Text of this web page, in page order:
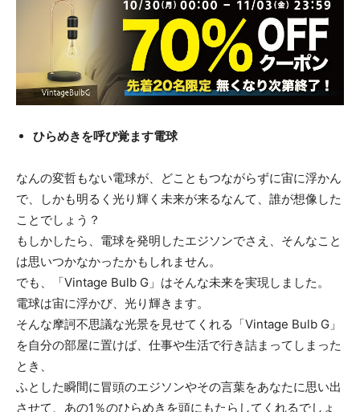
ひらめきを呼び覚ます電球
なんの変哲もない電球が、どこともつながらずに宙に浮かん
で、しかも明るく光り輝く未来が来るなんて、誰が想像した
ことでしょう？
もしかしたら、電球を発明したエジソンでさえ、そんなこと
は思いつかなかったかもしれません。
でも、「Vintage Bulb G」はそんな未来を実現しました。
電球は宙に浮かび、光り輝きます。
そんな摩訶不思議な光景を見せてくれる「Vintage Bulb G」
を自分の部屋に置けば、仕事や生活で行き詰まってしまった
とき、
ふとした瞬間に冒頭のエジソンやその言葉をあなたに思い出
させて、あの1％のひらめきを頭にもたらしてくれるでしょ